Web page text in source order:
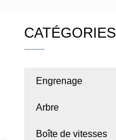
CATÉGORIES
Engrenage
Arbre
Boîte de vitesses